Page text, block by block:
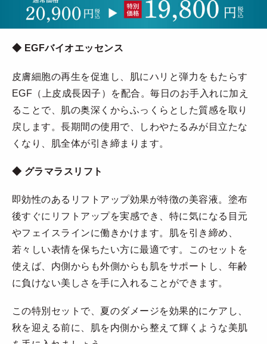
◆ EGFバイオエッセンス
皮膚細胞の再生を促進し、肌にハリと弾力をもたらす
EGF（上皮成長因子）を配合。毎日のお手入れに加え
ることで、肌の奥深くからふっくらとした質感を取り
戻します。長期間の使用で、しわやたるみが目立たな
くなり、肌全体が引き締まります。
◆ グラマラスリフト
即効性のあるリフトアップ効果が特徴の美容液。塗布
後すぐにリフトアップを実感でき、特に気になる目元
やフェイスラインに働きかけます。肌を引き締め、
若々しい表情を保ちたい方に最適です。このセットを
使えば、内側からも外側からも肌をサポートし、年齢
に負けない美しさを手に入れることができます。
この特別セットで、夏のダメージを効果的にケアし、
秋を迎える前に、肌を内側から整えて輝くような美肌